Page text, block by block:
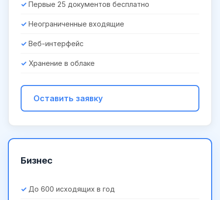
Первые 25 документов бесплатно
Неограниченные входящие
Веб-интерфейс
Хранение в облаке
Оставить заявку
Бизнес
До 600 исходящих в год